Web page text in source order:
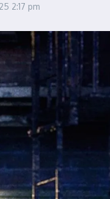
2:17 pm